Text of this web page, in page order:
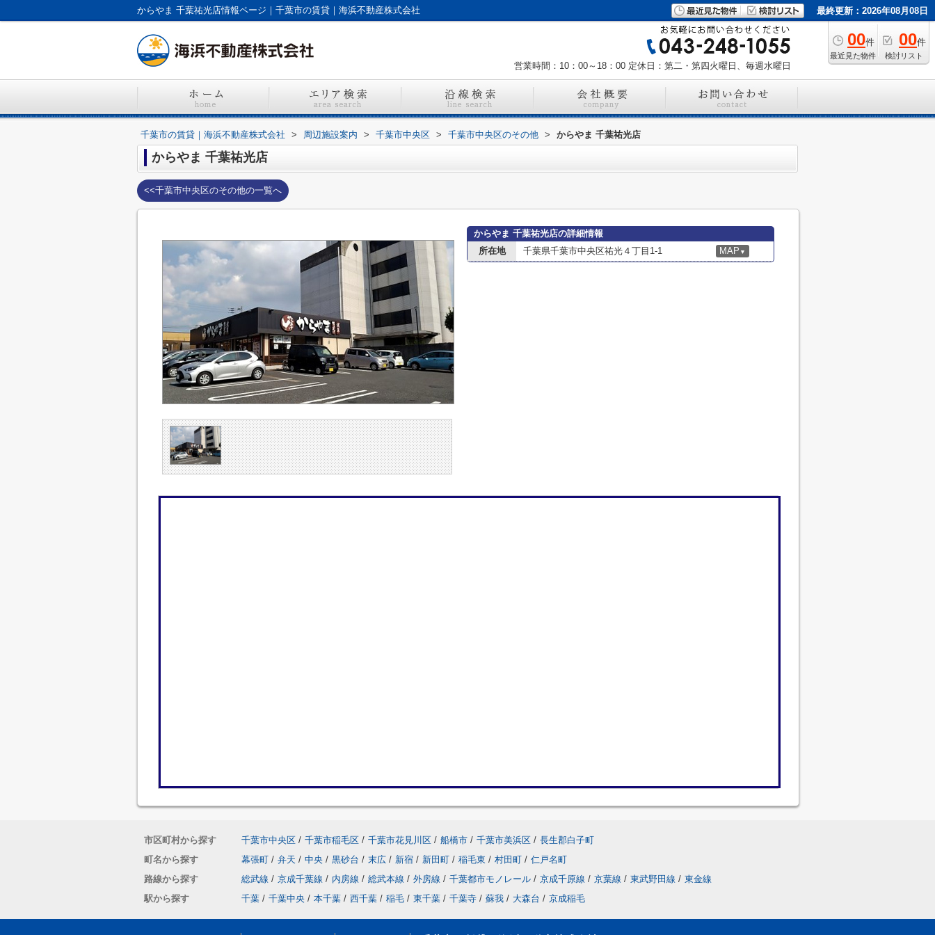
からやま 千葉祐光店情報ページ｜千葉市の賃貸｜海浜不動産株式会社 最終更新：2026年08月08日
00件
最近見た物件
00件
検討リスト
営業時間：10：00～18：00 定休日：第二・第四火曜日、毎週水曜日
千葉市の賃貸｜海浜不動産株式会社 > 周辺施設案内 > 千葉市中央区 > 千葉市中央区のその他 > からやま 千葉祐光店
からやま 千葉祐光店
<<千葉市中央区のその他の一覧へ
からやま 千葉祐光店の詳細情報
所在地
千葉県千葉市中央区祐光４丁目1-1 MAP ▼
市区町村から探す 千葉市中央区 / 千葉市稲毛区 / 千葉市花見川区 / 船橋市 / 千葉市美浜区 / 長生郡白子町
町名から探す
幕張町 / 弁天 / 中央 / 黒砂台 / 末広 / 新宿 / 新田町 / 稲毛東 / 村田町 / 仁戸名町
路線から探す
総武線 / 京成千葉線 / 内房線 / 総武本線 / 外房線 / 千葉都市モノレール / 京成千原線 / 京葉線 / 東武野田線 / 東金線
駅から探す
千葉 / 千葉中央 / 本千葉 / 西千葉 / 稲毛 / 東千葉 / 千葉寺 / 蘇我 / 大森台 / 京成稲毛